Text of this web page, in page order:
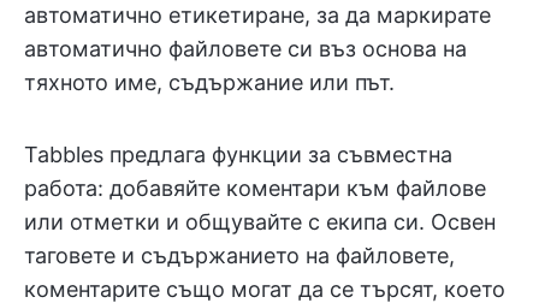
автоматично етикетиране, за да маркирате
автоматично файловете си въз основа на
тяхното име, съдържание или път.
Tabbles предлага функции за съвместна
работа: добавяйте коментари към файлове
или отметки и общувайте с екипа си. Освен
таговете и съдържанието на файловете,
коментарите също могат да се търсят, което